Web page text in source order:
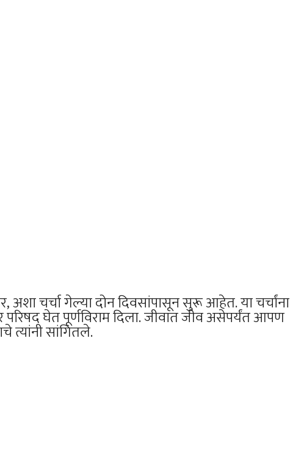
अशा चर्चा गेल्या दोन दिवसांपासून सुरू आहेत. या चर्चांना
परिषद घेत पूर्णविराम दिला. जीवात जीव असेपर्यंत आपण
त्यांनी सांगितले.